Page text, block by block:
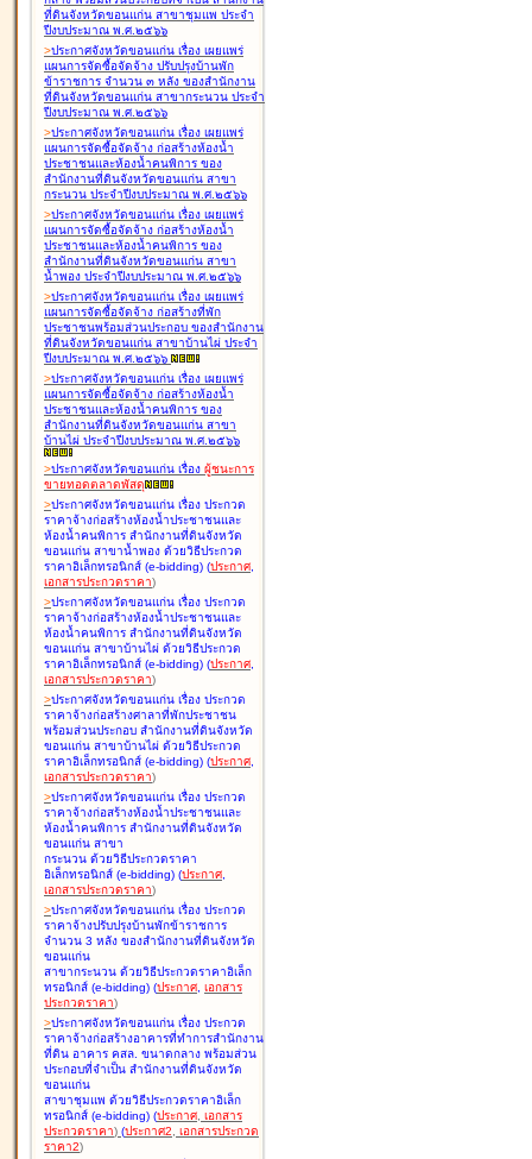
ที่ดินจังหวัดขอนแก่น สาขาชุมแพ ประจำ
ปีงบประมาณ พ.ศ.๒๕๖๖
>ประกาศจังหวัดขอนแก่น เรื่อง เผยแพร่
แผนการจัดซื้อจัดจ้าง ปรับปรุงบ้านพัก
ข้าราชการ จำนวน ๓ หลัง ของสำนักงาน
ที่ดินจังหวัดขอนแก่น สาขากระนวน ประจำ
ปีงบประมาณ พ.ศ.๒๕๖๖
>ประกาศจังหวัดขอนแก่น เรื่อง เผยแพร่
แผนการจัดซื้อจัดจ้าง ก่อสร้างห้องน้ำ
ประชาชนและห้องน้ำคนพิการ ของ
สำนักงานที่ดินจังหวัดขอนแก่น สาขา
กระนวน ประจำปีงบประมาณ พ.ศ.๒๕๖๖
>ประกาศจังหวัดขอนแก่น เรื่อง เผยแพร่
แผนการจัดซื้อจัดจ้าง ก่อสร้างห้องน้ำ
ประชาชนและห้องน้ำคนพิการ ของ
สำนักงานที่ดินจังหวัดขอนแก่น สาขา
น้ำพอง ประจำปีงบประมาณ พ.ศ.๒๕๖๖
>ประกาศจังหวัดขอนแก่น เรื่อง เผยแพร่
แผนการจัดซื้อจัดจ้าง ก่อสร้างที่พัก
ประชาชนพร้อมส่วนประกอบ ของสำนักงาน
ที่ดินจังหวัดขอนแก่น สาขาบ้านไผ่ ประจำ
ปีงบประมาณ พ.ศ.๒๕๖๖
>ประกาศจังหวัดขอนแก่น เรื่อง เผยแพร่
แผนการจัดซื้อจัดจ้าง ก่อสร้างห้องน้ำ
ประชาชนและห้องน้ำคนพิการ ของ
สำนักงานที่ดินจังหวัดขอนแก่น สาขา
บ้านไผ่ ประจำปีงบประมาณ พ.ศ.๒๕๖๖
>ประกาศจังหวัดขอนแก่น เรื่อง ผู้ชนะการ
ขายทอดตลาดพัสดุ
>ประกาศจังหวัดขอนแก่น เรื่อง ประกวด
ราคาจ้างก่อสร้างห้องน้ำประชาชนและ
ห้องน้ำคนพิการ สำนักงานที่ดินจังหวัด
ขอนแก่น สาขาน้ำพอง ด้วยวิธีประกวด
ราคาอิเล็กทรอนิกส์ (e-bidding) (ประกาศ,
เอกสารประกวดราคา)
>ประกาศจังหวัดขอนแก่น เรื่อง ประกวด
ราคาจ้างก่อสร้างห้องน้ำประชาชนและ
ห้องน้ำคนพิการ สำนักงานที่ดินจังหวัด
ขอนแก่น สาขาบ้านไผ่ ด้วยวิธีประกวด
ราคาอิเล็กทรอนิกส์ (e-bidding) (ประกาศ,
เอกสารประกวดราคา)
>ประกาศจังหวัดขอนแก่น เรื่อง ประกวด
ราคาจ้างก่อสร้างศาลาที่พักประชาชน
พร้อมส่วนประกอบ สำนักงานที่ดินจังหวัด
ขอนแก่น สาขาบ้านไผ่ ด้วยวิธีประกวด
ราคาอิเล็กทรอนิกส์ (e-bidding) (ประกาศ,
เอกสารประกวดราคา)
>ประกาศจังหวัดขอนแก่น เรื่อง ประกวด
ราคาจ้างก่อสร้างห้องน้ำประชาชนและ
ห้องน้ำคนพิการ สำนักงานที่ดินจังหวัด
ขอนแก่น สาขา
กระนวน ด้วยวิธีประกวดราคา
อิเล็กทรอนิกส์ (e-bidding) (ประกาศ,
เอกสารประกวดราคา)
>ประกาศจังหวัดขอนแก่น เรื่อง ประกวด
ราคาจ้างปรับปรุงบ้านพักข้าราชการ
จำนวน 3 หลัง ของสำนักงานที่ดินจังหวัด
ขอนแก่น
สาขากระนวน ด้วยวิธีประกวดราคาอิเล็ก
ทรอนิกส์ (e-bidding) (ประกาศ, เอกสาร
ประกวดราคา)
>ประกาศจังหวัดขอนแก่น เรื่อง ประกวด
ราคาจ้างก่อสร้างอาคารที่ทำการสำนักงาน
ที่ดิน อาคาร คสล. ขนาดกลาง พร้อมส่วน
ประกอบที่จำเป็น สำนักงานที่ดินจังหวัด
ขอนแก่น
สาขาชุมแพ ด้วยวิธีประกวดราคาอิเล็ก
ทรอนิกส์ (e-bidding) (ประกาศ, เอกสาร
ประกวดราคา) (ประกาศ2, เอกสารประกวด
ราคา2)